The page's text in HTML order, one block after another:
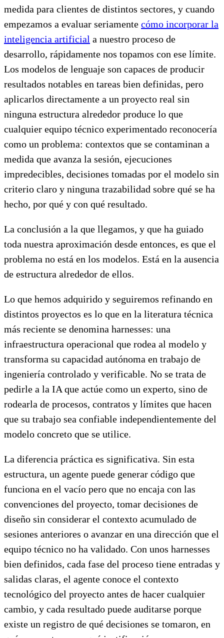
medida para clientes de distintos sectores, y cuando
empezamos a evaluar seriamente cómo incorporar la
inteligencia artificial a nuestro proceso de
desarrollo, rápidamente nos topamos con ese límite.
Los modelos de lenguaje son capaces de producir
resultados notables en tareas bien definidas, pero
aplicarlos directamente a un proyecto real sin
ninguna estructura alrededor produce lo que
cualquier equipo técnico experimentado reconocería
como un problema: contextos que se contaminan a
medida que avanza la sesión, ejecuciones
impredecibles, decisiones tomadas por el modelo sin
criterio claro y ninguna trazabilidad sobre qué se ha
hecho, por qué y con qué resultado.
La conclusión a la que llegamos, y que ha guiado
toda nuestra aproximación desde entonces, es que el
problema no está en los modelos. Está en la ausencia
de estructura alrededor de ellos.
Lo que hemos adquirido y seguiremos refinando en
distintos proyectos es lo que en la literatura técnica
más reciente se denomina harnesses: una
infraestructura operacional que rodea al modelo y
transforma su capacidad autónoma en trabajo de
ingeniería controlado y verificable. No se trata de
pedirle a la IA que actúe como un experto, sino de
rodearla de procesos, contratos y límites que hacen
que su trabajo sea confiable independientemente del
modelo concreto que se utilice.
La diferencia práctica es significativa. Sin esta
estructura, un agente puede generar código que
funciona en el vacío pero que no encaja con las
convenciones del proyecto, tomar decisiones de
diseño sin considerar el contexto acumulado de
sesiones anteriores o avanzar en una dirección que el
equipo técnico no ha validado. Con unos harnesses
bien definidos, cada fase del proceso tiene entradas y
salidas claras, el agente conoce el contexto
tecnológico del proyecto antes de hacer cualquier
cambio, y cada resultado puede auditarse porque
existe un registro de qué decisiones se tomaron, en